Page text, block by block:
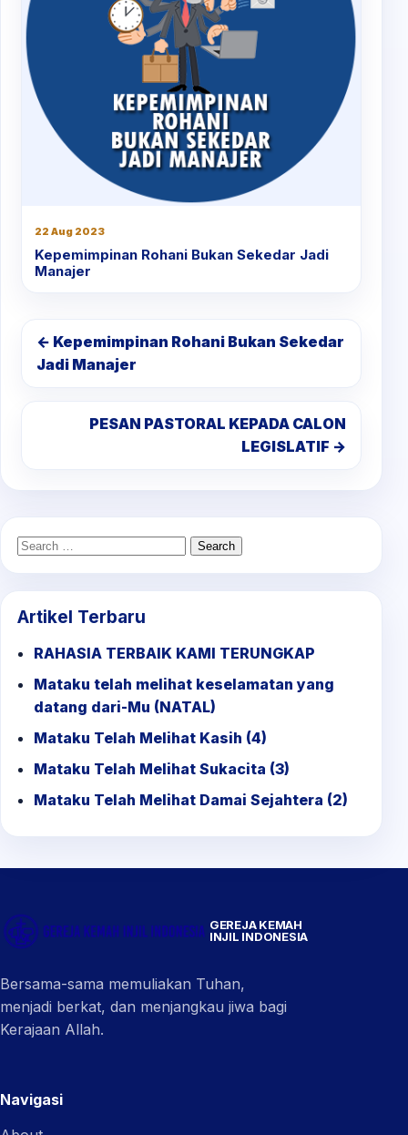
22 Aug 2023
Kepemimpinan Rohani Bukan Sekedar Jadi
Manajer
← Kepemimpinan Rohani Bukan Sekedar
Jadi Manajer
PESAN PASTORAL KEPADA CALON
LEGISLATIF →
Search
Artikel Terbaru
RAHASIA TERBAIK KAMI TERUNGKAP
Mataku telah melihat keselamatan yang
datang dari-Mu (NATAL)
Mataku Telah Melihat Kasih (4)
Mataku Telah Melihat Sukacita (3)
Mataku Telah Melihat Damai Sejahtera (2)
GEREJA KEMAH
INJIL INDONESIA
Bersama-sama memuliakan Tuhan,
menjadi berkat, dan menjangkau jiwa bagi
Kerajaan Allah.
Navigasi